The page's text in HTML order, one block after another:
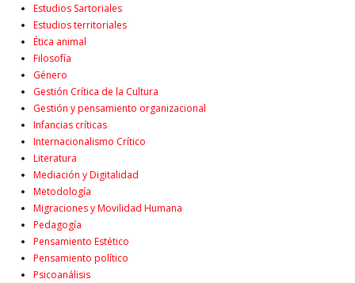
Estudios Sartoriales
Estudios territoriales
Ética animal
Filosofía
Género
Gestión Crítica de la Cultura
Gestión y pensamiento organizacional
Infancias críticas
Internacionalismo Crítico
Literatura
Mediación y Digitalidad
Metodología
Migraciones y Movilidad Humana
Pedagogía
Pensamiento Estético
Pensamiento político
Psicoanálisis